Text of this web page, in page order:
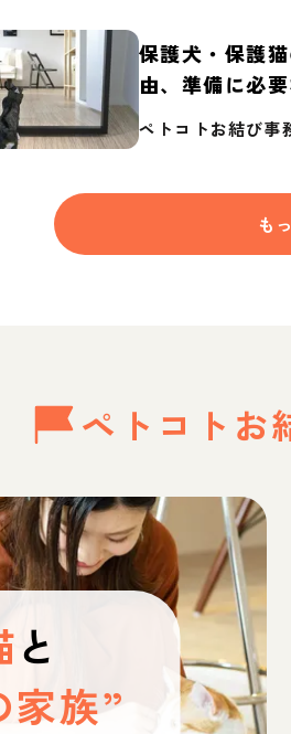
保護犬・保護
由、準備に必
ペトコトお結び事
も
ペトコトお
と
家族”